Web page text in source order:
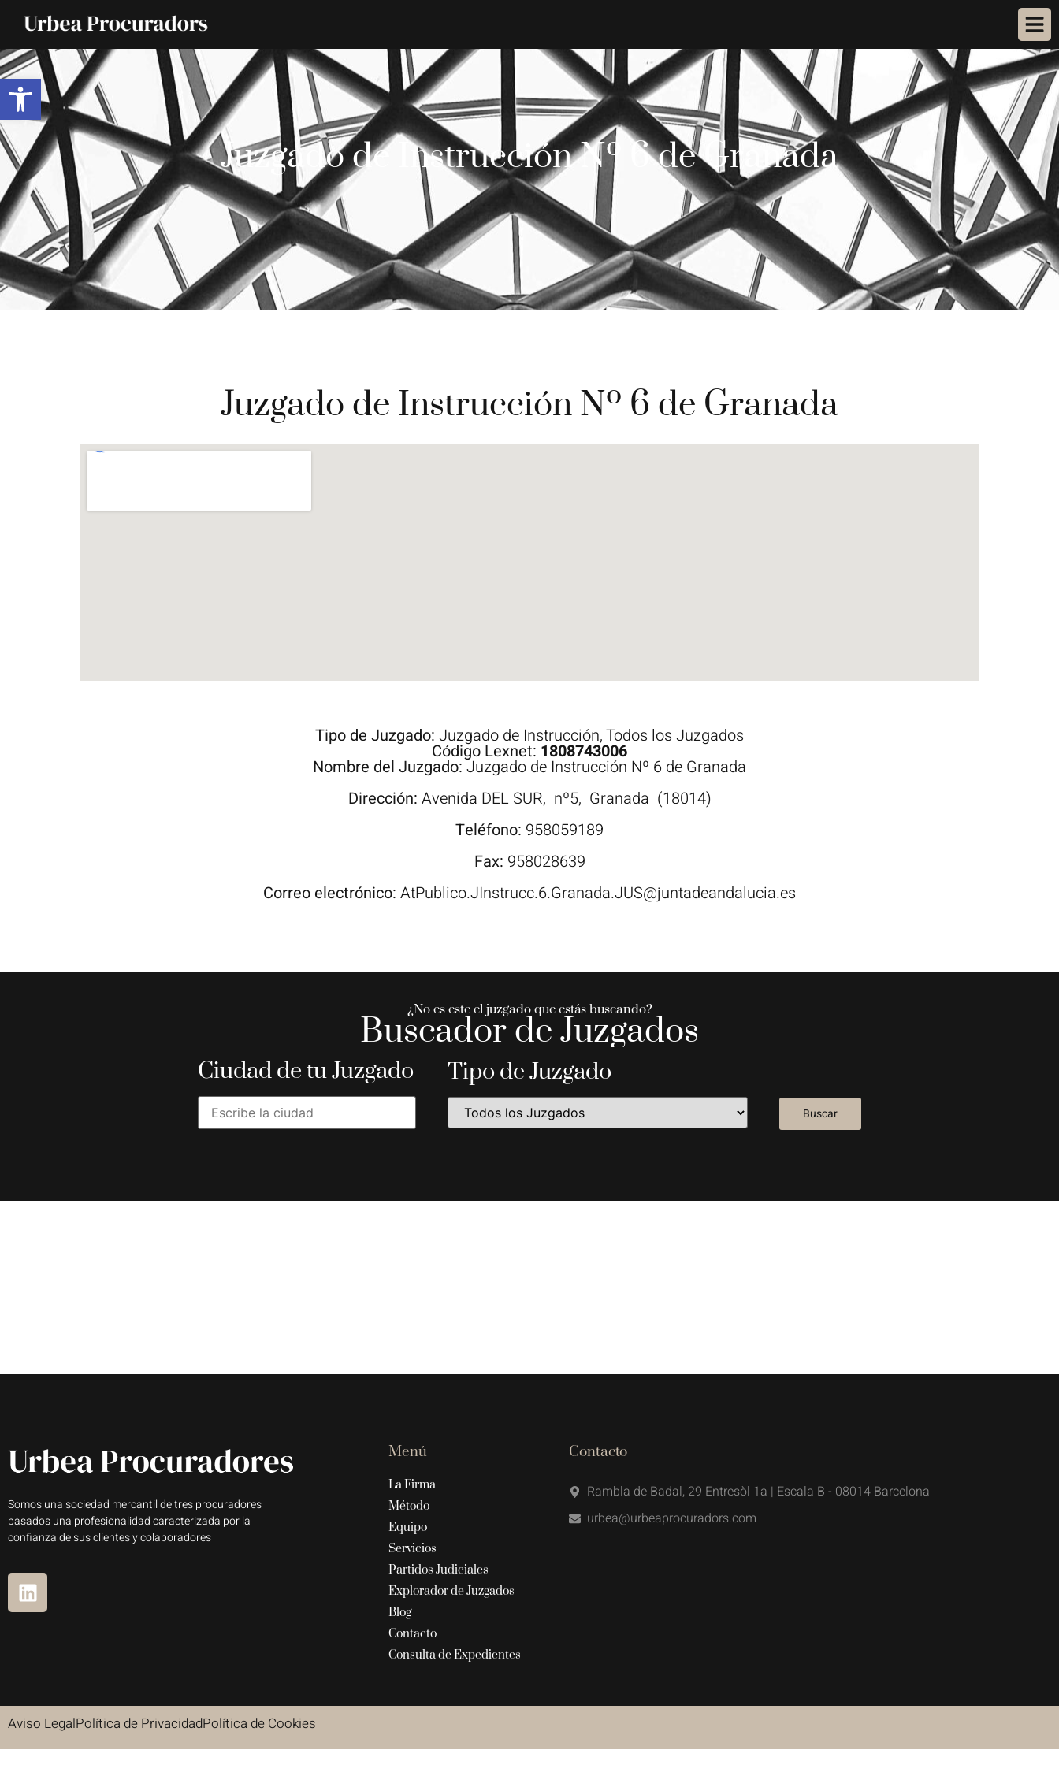
Abrir barra de herramientas
Juzgado de Instrucción Nº 6 de Granada
Juzgado de Instrucción Nº 6 de Granada
Tipo de Juzgado: Juzgado de Instrucción,Todos los Juzgados
Código Lexnet: 1808743006
Nombre del Juzgado:Juzgado de Instrucción Nº 6 de Granada
Dirección: Avenida DEL SUR, nº5, Granada (18014)
Teléfono: 958059189
Fax: 958028639
Correo electrónico: AtPublico.JInstrucc.6.Granada.JUS@juntadeandalucia.es
¿No es este el juzgado que estás buscando?
Buscador de Juzgados
Ciudad de tu Juzgado Tipo de Juzgado
Somos una sociedad mercantil de tres procuradores
basados una profesionalidad caracterizada por la
confianza de sus clientes y colaboradores
Menú
La Firma
Método
Equipo
Servicios
Partidos Judiciales
Explorador de Juzgados
Blog
Contacto
Consulta de Expedientes
Contacto
Rambla de Badal, 29 Entresòl 1a | Escala B - 08014 Barcelona
urbea@urbeaprocuradors.com
Aviso LegalPolítica de PrivacidadPolítica de Cookies